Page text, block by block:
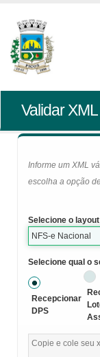
Validar XML
Informe um XML
escolha a opção
Selecione o
NFS-e Nacional
Selecione qual o
Recepcionar
DPS